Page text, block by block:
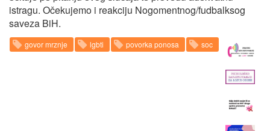
istragu. Očekujemo i reakciju Nogomentnog/fudbalksog
saveza BiH.
govor mrznje lgbti povorka ponosa soc